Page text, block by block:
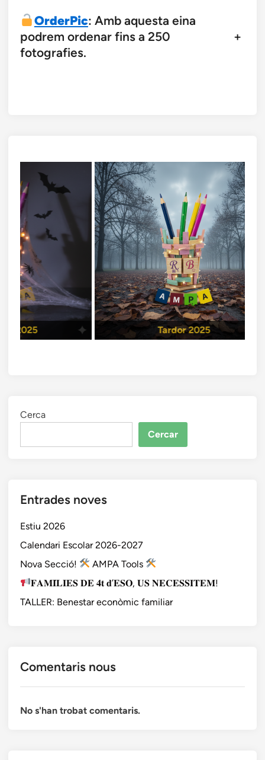
OrderPic: Amb aquesta eina
podrem ordenar fins a 250
fotografies.
+
2025 Tardor 2025
Cerca
Cercar
Entrades noves
Estiu 2026
Calendari Escolar 2026-2027
Nova Secció!
AMPA Tools
𝐅𝐀𝐌𝐈́𝐋𝐈𝐄𝐒 𝐃𝐄 𝟒𝐭 𝐝’𝐄𝐒𝐎, 𝐔𝐒 𝐍𝐄𝐂𝐄𝐒𝐒𝐈𝐓𝐄𝐌!
TALLER: Benestar econòmic familiar
Comentaris nous
No s'han trobat comentaris.